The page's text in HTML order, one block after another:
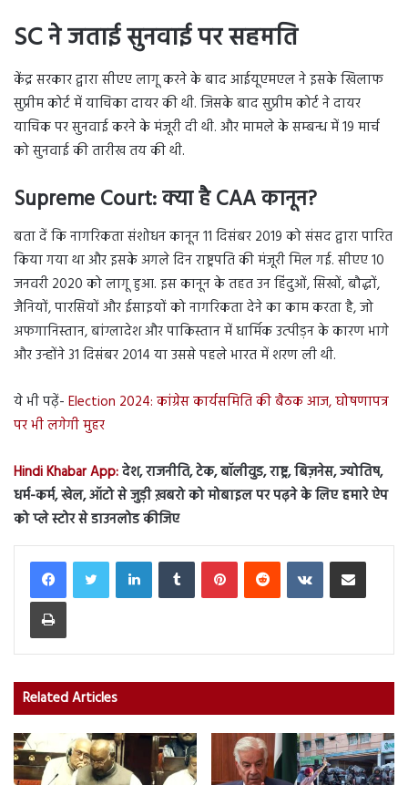
SC ने जताई सुनवाई पर सहमति
केंद्र सरकार द्वारा सीएए लागू करने के बाद आईयूएमएल ने इसके खिलाफ
सुप्रीम कोर्ट में याचिका दायर की थी. जिसके बाद सुप्रीम कोर्ट ने दायर
याचिक पर सुनवाई करने के मंजूरी दी थी. और मामले के सम्बन्ध में 19 मार्च
को सुनवाई की तारीख तय की थी.
Supreme Court: क्या है CAA कानून?
बता दें कि नागरिकता संशोधन कानून 11 दिसंबर 2019 को संसद द्वारा पारित
किया गया था और इसके अगले दिन राष्ट्रपति की मंजूरी मिल गई. सीएए 10
जनवरी 2020 को लागू हुआ. इस कानून के तहत उन हिंदुओं, सिखों, बौद्धों,
जैनियों, पारसियों और ईसाइयों को नागरिकता देने का काम करता है, जो
अफगानिस्तान, बांग्लादेश और पाकिस्तान में धार्मिक उत्पीड़न के कारण भागे
और उन्होंने 31 दिसंबर 2014 या उससे पहले भारत में शरण ली थी.
ये भी पढ़ें- Election 2024: कांग्रेस कार्यसमिति की बैठक आज, घोषणापत्र
पर भी लगेगी मुहर
Hindi Khabar App:देश, राजनीति, टेक, बॉलीवुड, राष्ट्र, बिज़नेस, ज्योतिष,
धर्म-कर्म, खेल, ऑटो से जुड़ी ख़बरो को मोबाइल पर पढ़ने के लिए हमारे ऐप
को प्ले स्टोर से डाउनलोड कीजिए
LinkedInTumblr PinterestReddit VKontakteShare via Email
Print
Related Articles